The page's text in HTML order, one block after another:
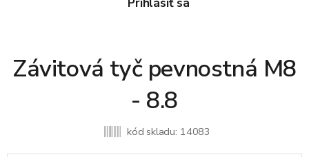
Závitová tyč pevnostná M8
- 8.8
kód skladu: 14083